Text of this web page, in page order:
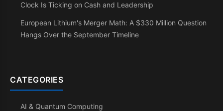
Clock Is Ticking on Cash and Leadership
European Lithium's Merger Math: A $330 Million Question
Hangs Over the September Timeline
CATEGORIES
AI & Quantum Computing